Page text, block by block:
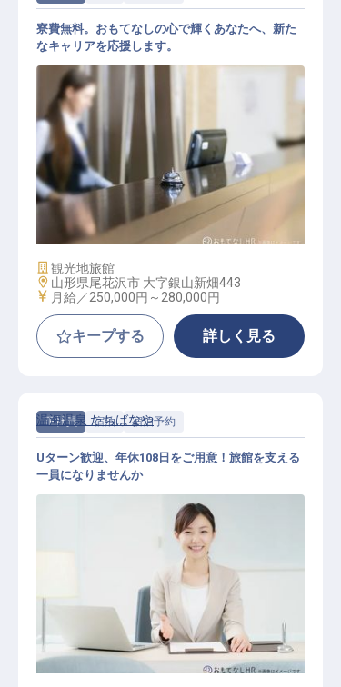
フロント係
寮費無料。おもてなしの心で輝くあなたへ、新た
なキャリアを応援します。
施設業態
観光地旅館
勤務地
山形県尾花沢市 大字銀山新畑443
給与
月給／250,000円～ 280,000円
キープする 詳しく見る
正社員 宿泊 宿泊予約
宿泊予約 / 正社員
温海温泉 たちばなや
Uターン歓迎、年休108日をご用意！旅館を支える
一員になりませんか